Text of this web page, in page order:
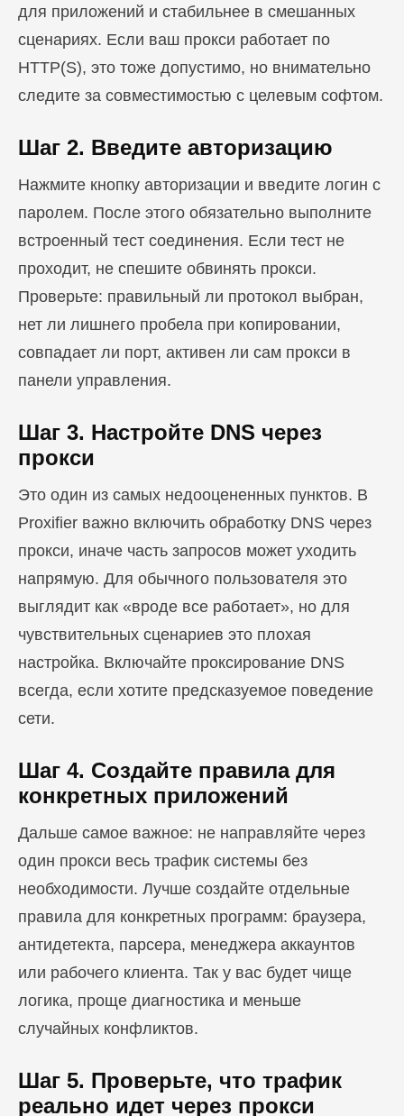
для приложений и стабильнее в смешанных
сценариях. Если ваш прокси работает по
HTTP(S), это тоже допустимо, но внимательно
следите за совместимостью с целевым софтом.
Шаг 2. Введите авторизацию
Нажмите кнопку авторизации и введите логин с
паролем. После этого обязательно выполните
встроенный тест соединения. Если тест не
проходит, не спешите обвинять прокси.
Проверьте: правильный ли протокол выбран,
нет ли лишнего пробела при копировании,
совпадает ли порт, активен ли сам прокси в
панели управления.
Шаг 3. Настройте DNS через
прокси
Это один из самых недооцененных пунктов. В
Proxifier важно включить обработку DNS через
прокси, иначе часть запросов может уходить
напрямую. Для обычного пользователя это
выглядит как «вроде все работает», но для
чувствительных сценариев это плохая
настройка. Включайте проксирование DNS
всегда, если хотите предсказуемое поведение
сети.
Шаг 4. Создайте правила для
конкретных приложений
Дальше самое важное: не направляйте через
один прокси весь трафик системы без
необходимости. Лучше создайте отдельные
правила для конкретных программ: браузера,
антидетекта, парсера, менеджера аккаунтов
или рабочего клиента. Так у вас будет чище
логика, проще диагностика и меньше
случайных конфликтов.
Шаг 5. Проверьте, что трафик
реально идет через прокси